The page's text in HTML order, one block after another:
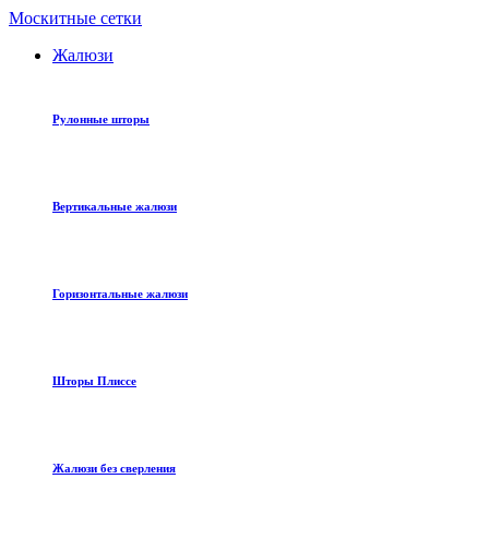
Москитные сетки
Жалюзи
Рулонные шторы
Вертикальные жалюзи
Горизонтальные жалюзи
Шторы Плиссе
Жалюзи без сверления